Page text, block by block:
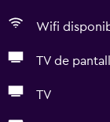
Wifi
TV de
TV